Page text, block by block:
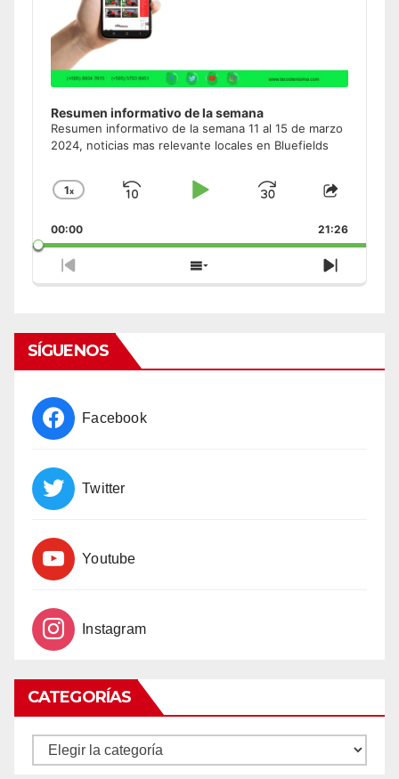
Resumen informativo de la semana
Resumen informativo de la semana 11 al 15 de marzo
2024, noticias mas relevante locales en Bluefields
Change
Rate
1x
Skip
Play
Jump
Forward
Share
Episode
00:00 21:26
Previous
Episode
Show
Episodes
Next
Episode
SÍGUENOS
Facebook
Twitter
Youtube
Instagram
CATEGORÍAS
CATEGORÍAS